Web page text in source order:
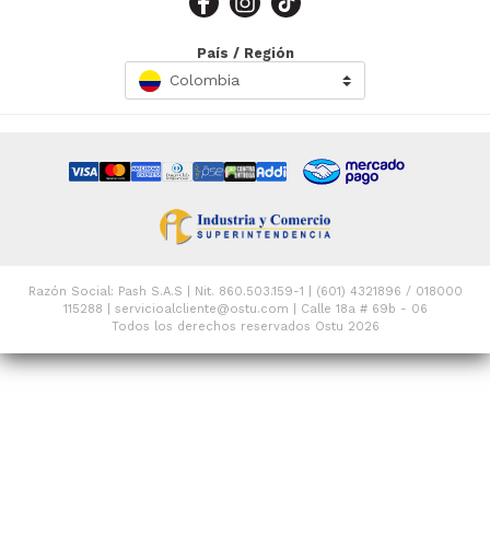
País / Región
Colombia
Razón Social: Pash S.A.S | Nit. 860.503.159-1 | (601) 4321896 / 018000
115288 | servicioalcliente@ostu.com | Calle 18a # 69b - 06
Todos los derechos reservados Ostu 2026